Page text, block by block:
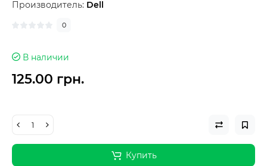
Производитель: Dell
0
В наличии
125.00 грн.
Купить